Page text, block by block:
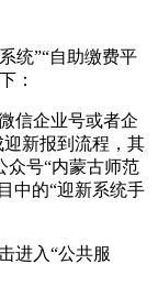
统”“自助缴费平
：
信企业号或者企
迎新报到流程，其
众号“内蒙古师范
中的“迎新系统手
进入“公共服